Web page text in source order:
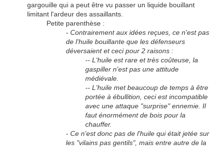
gargouille qui a peut être vu passer un liquide bouillant
limitant l'ardeur des assaillants.
Petite parenthèse :
- Contrairement aux idées reçues, ce n'est pas
de l'huile bouillante que les défenseurs
déversaient et ceci pour 2 raisons :
-- L'huile est rare et très coûteuse, la
gaspiller n'est pas une attitude
médiévale.
-- L'huile met beaucoup de temps à être
portée à ébullition, ceci est incompatible
avec une attaque "surprise" ennemie. Il
faut énormément de bois pour la
chauffer.
- Ce n'est donc pas de l'huile qui était jetée sur
les "vilains pas gentils", mais entre autre de la